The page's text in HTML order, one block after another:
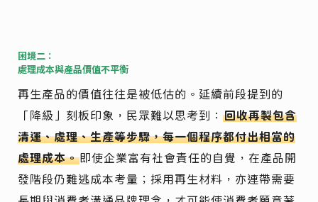
困境二：
處理成本與產品價值不平衡
再生產品的價值往往是被低估的。延續前段提到的
「降級」刻板印象，民眾難以思考到：回收再製包含
清運、處理、生產等步驟，每一個程序都付出相當的
處理成本。即使企業富有社會責任的自覺，在產品開
發階段仍難逃成本考量；採用再生材料，亦連帶需要